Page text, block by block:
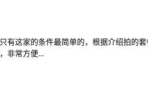
有这家的条件最简单的，根据介绍拍的
非常方便...